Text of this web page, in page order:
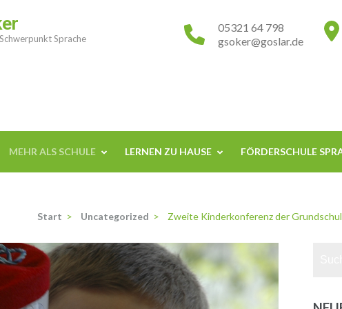
Sprache
05321 64 798
gsoker@goslar.de
MEHR ALS SCHULE LERNEN ZU HAUSE FÖRDERSCHULE
Start > Uncategorized > Zweite Kinderkonferenz der